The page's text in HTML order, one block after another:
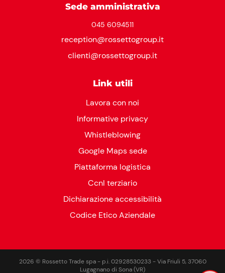
Sede amministrativa
045 6094511
reception@rossettogroup.it
clienti@rossettogroup.it
Link utili
Lavora con noi
Informative privacy
Whistleblowing
Google Maps sede
Piattaforma logistica
Ccnl terziario
Dichiarazione accessibilità
Codice Etico Aziendale
2026 © Rossetto Trade spa - p.i. 02928530233 - Via Friuli 5, 37060
Lugagnano di Sona (VR)